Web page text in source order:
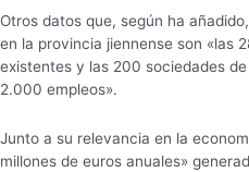
Otros datos que, según ha
en la provincia jiennense son «las
existentes y las 200 sociedades
2.000 empleos».
Junto a su relevancia en la
millones de euros anuales»